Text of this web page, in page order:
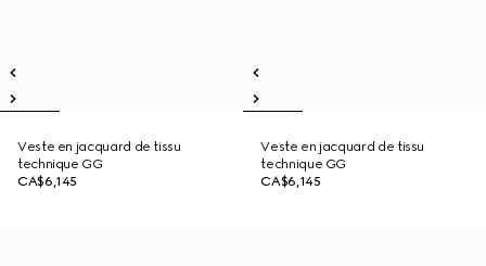
Veste en jacquard de tissu
technique GG
CA$6,145
Veste en jacquard de tissu
technique GG
CA$6,145